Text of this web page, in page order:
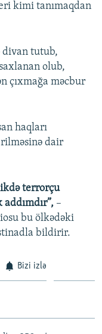
kimi tanımaqdan
divan tutub,
olub,
çıxmağa məcbur
haqları
dair
terrorçu
–
bu ölkədəki
bildirir.
Bizi izlə